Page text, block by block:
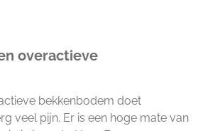
overactieve
bekkenbodem doet
veel pijn. Er is een hoge mate van